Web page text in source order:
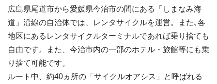
広島県尾道市から愛媛県今治市の間にある「しまなみ海
道」沿線の自治体では、レンタサイクルを運営。また､各
地区にあるレンタサイクルターミナルであれば乗り捨ても
自由です。また、今治市内の一部のホテル・旅館等にも乗
り捨て可能です。
ルート中、約40ヵ所の「サイクルオアシス」と呼ばれる